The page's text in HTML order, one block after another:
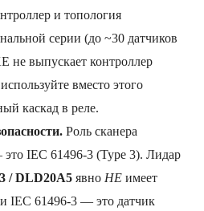
и топология
серии (до ~30 датчиков
не выпускает контроллер
вместо этого
каскад в реле.
Роль сканера
это IEC 61496-3 (Type 3). Лидар
/ DLD20A5 явно НЕ имеет
IEC 61496-3 — это датчик